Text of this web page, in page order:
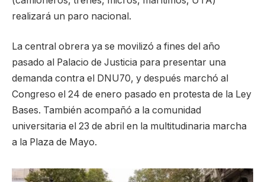
realizará un paro nacional.
La central obrera ya se movilizó a fines del año
pasado al Palacio de Justicia para presentar una
demanda contra el DNU70, y después marchó al
Congreso el 24 de enero pasado en protesta de la Ley
Bases. También acompañó a la comunidad
universitaria el 23 de abril en la multitudinaria marcha
a la Plaza de Mayo.